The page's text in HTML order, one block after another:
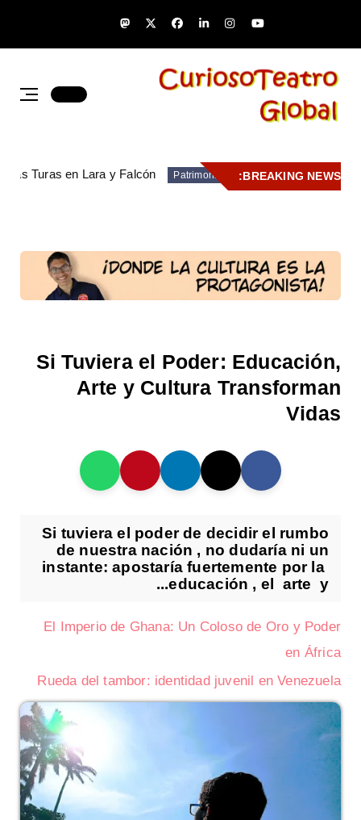
BREAKING NEWS:
Patrimonio
las Turas en Lara y Falcón
Si Tuviera el Poder: Educación,
Arte y Cultura Transforman
Vidas
Si tuviera el poder de decidir el rumbo
de nuestra nación , no dudaría ni un
instante: apostaría fuertemente por la
educación , el arte y...
El Imperio de Ghana: Un Coloso de Oro y Poder
en África
Rueda del tambor: identidad juvenil en Venezuela